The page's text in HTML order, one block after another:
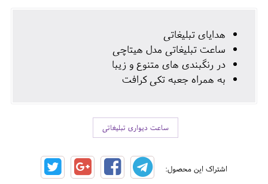
هدایای تبلیغاتی
ساعت تبلیغاتی مدل هیتاچی
در رنگبندی های متنوع و زیبا
به همراه جعبه تکی کرافت
ساعت دیواری تبلیغاتی
اشتراک این محصول: